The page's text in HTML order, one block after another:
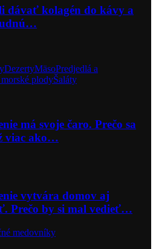
dávať kolagén do kávy a
DezertyMäsoPredjedlá a
plodyŠaláty
má svoje čaro. Prečo sa
viac ako…
vytvára domov aj
Prečo by si mal vedieť…